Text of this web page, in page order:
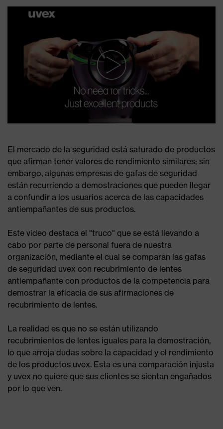
El mercado de la seguridad está saturado de productos
que afirman tener valores de rendimiento similares; sin
embargo, algunas empresas de gafas de seguridad
están recurriendo a demostraciones que pueden llegar
a confundir a los usuarios acerca de las capacidades
antiempañantes de sus productos.
Este video destaca el "truco" que se está llevando a
cabo por parte de personal fuera de nuestra
organización, mediante el cual se comparan las gafas
de seguridad uvex con recubrimiento de lentes
antiempañante con productos de la competencia para
demostrar la eficacia de sus afirmaciones de
recubrimiento de lentes.
La realidad es que no se están utilizando
recubrimientos de lentes iguales para la demostración,
lo que arroja dudas sobre la capacidad y el rendimiento
de los productos uvex. Esta es una comparación injusta
y uvex no quiere que sus clientes se sientan engañados
por lo que ven.